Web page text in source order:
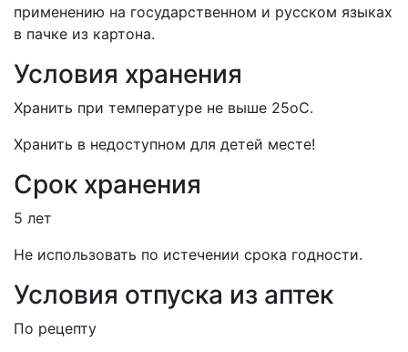
применению на государственном и русском языках
в пачке из картона.
Условия хранения
Хранить при температуре не выше 25оС.
Хранить в недоступном для детей месте!
Срок хранения
5 лет
Не использовать по истечении срока годности.
Условия отпуска из аптек
По рецепту